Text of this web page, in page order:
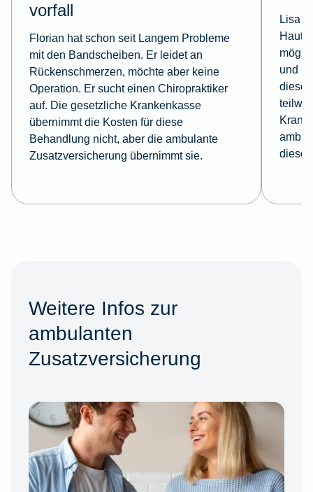
vorfall
Florian hat schon seit Langem Probleme
mit den Bandscheiben. Er leidet an
Rückenschmerzen, möchte aber keine
Operation. Er sucht einen Chiropraktiker
auf. Die gesetzliche Krankenkasse
übernimmt die Kosten für diese
Behandlung nicht, aber die ambulante
Zusatzversicherung übernimmt sie.
Lisa
und
diese
diese
Weitere Infos zur
ambulanten
Zusatzversicherung